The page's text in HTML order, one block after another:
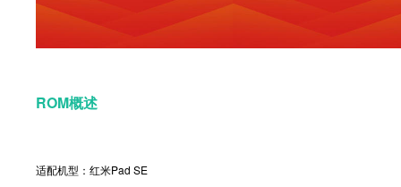
ROM概述
适配机型：红米Pad SE